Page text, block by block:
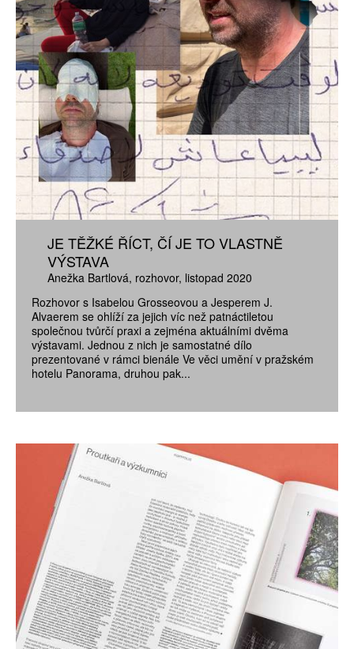
JE TĚŽKÉ ŘÍCT, ČÍ JE TO VLASTNĚ
VÝSTAVA
Anežka Bartlová rozhovor listopad 2020
Rozhovor s Isabelou Grosseovou a Jesperem J.
Alvaerem se ohlíží za jejich víc než patnáctiletou
společnou tvůrčí praxi a zejména aktuálními dvěma
výstavami. Jednou z nich je samostatné dílo
prezentované v rámci bienále Ve věci umění v pražském
hotelu Panorama, druhou pak...